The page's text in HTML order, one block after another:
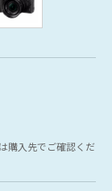
購入先でご確認くだ